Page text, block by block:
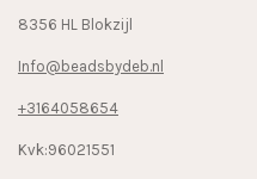
8356 HL Blokzijl
Info@beadsbydeb.nl
+3164058654
Kvk:96021551